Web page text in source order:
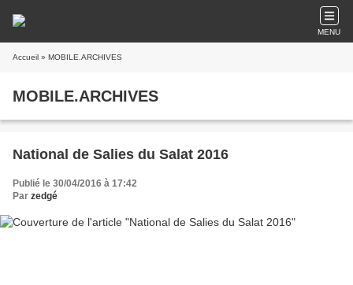
MENU
Accueil » MOBILE.ARCHIVES
MOBILE.ARCHIVES
National de Salies du Salat 2016
Publié le 30/04/2016 à 17:42
Par zedgé